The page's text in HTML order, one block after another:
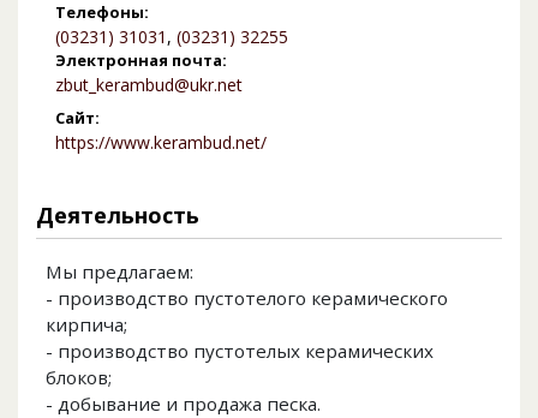
Телефоны:
(03231) 31031 , (03231) 32255
Электронная почта:
zbut_kerambud@ukr.net
Сайт:
https://www.kerambud.net/
Деятельность
Мы предлагаем:
- производство пустотелого керамического
кирпича;
- производство пустотелых керамических
блоков;
- добывание и продажа песка.